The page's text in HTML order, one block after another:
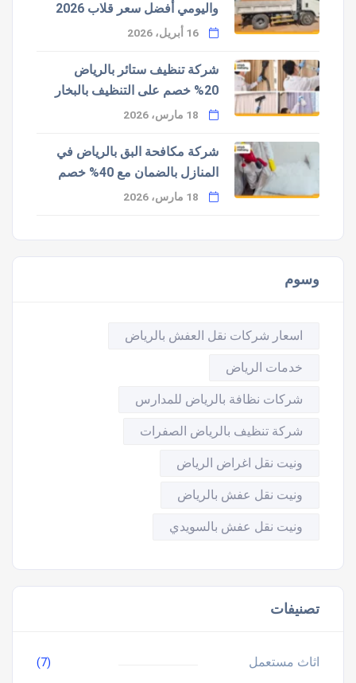
واليومي أفضل سعر قلاب 2026
شركة تنظيف ستائر بالرياض
20% خصم على التنظيف بالبخار
شركة مكافحة البق بالرياض في
المنازل بالضمان مع 40% خصم
وسوم
اسعار شركات نقل العفش بالرياض
خدمات الرياض
شركات نظافة بالرياض للمدارس
شركة تنظيف بالرياض الصفرات
ونيت نقل اغراض الرياض
ونيت نقل عفش بالرياض
ونيت نقل عفش بالسويدي
تصنيفات
اثاث مستعمل (7)